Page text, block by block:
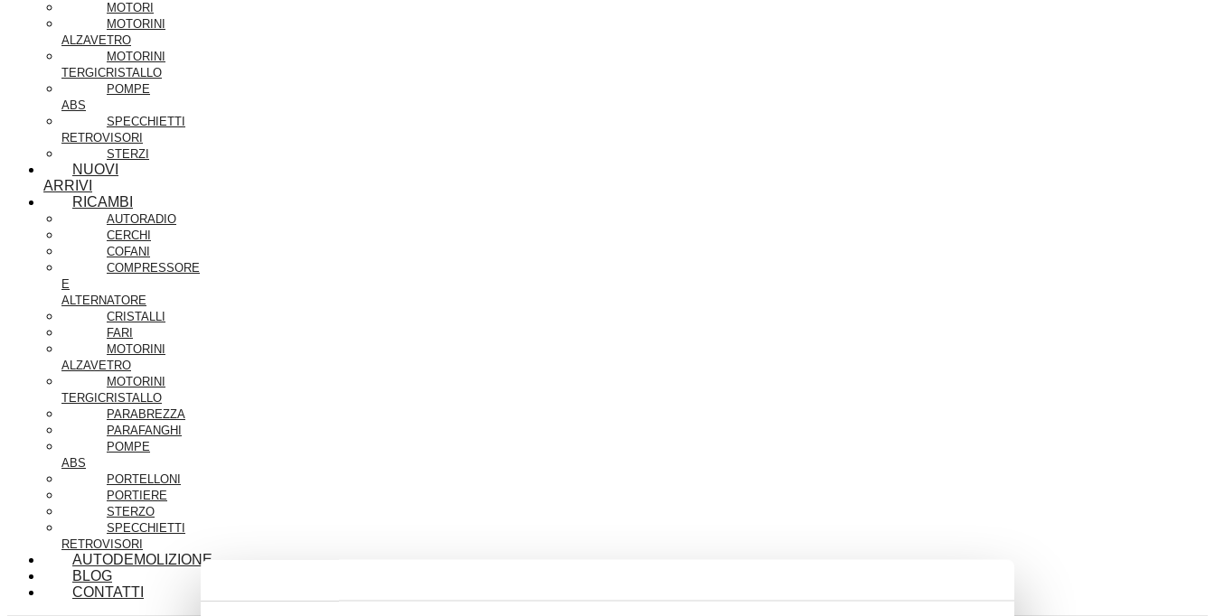
MOTORI
MOTORINI
ALZAVETRO
MOTORINI
TERGICRISTALLO
POMPE
ABS
SPECCHIETTI
RETROVISORI
STERZI
NUOVI
ARRIVI
RICAMBI
AUTORADIO
CERCHI
COFANI
COMPRESSORE
E
ALTERNATORE
CRISTALLI
FARI
MOTORINI
ALZAVETRO
MOTORINI
TERGICRISTALLO
PARABREZZA
PARAFANGHI
POMPE
ABS
PORTELLONI
PORTIERE
STERZO
SPECCHIETTI
RETROVISORI
AUTODEMOLIZIONE
BLOG
CONTATTI